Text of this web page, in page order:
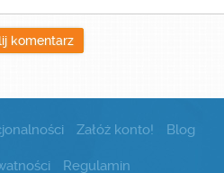
komentarz
Załóż konto! Blog
Regulamin